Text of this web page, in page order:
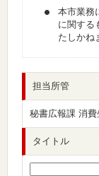
本市業務
に関する
たしかね
担当所管
秘書広報課 消
タイトル